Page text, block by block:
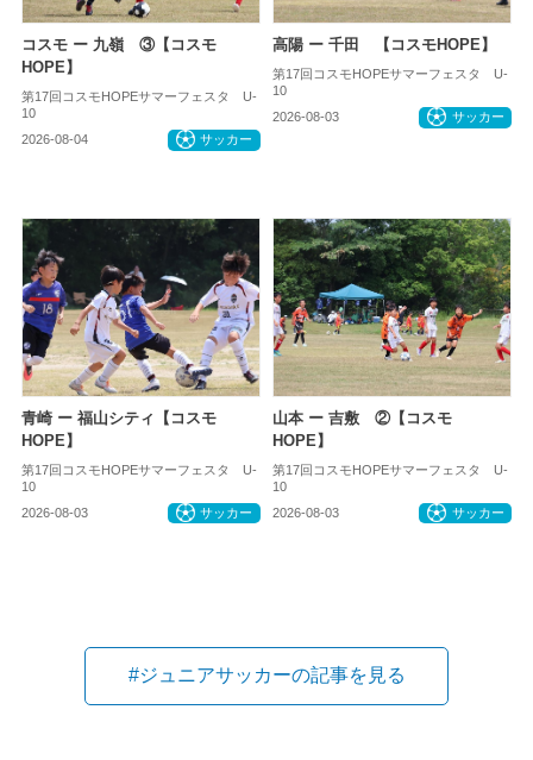
コスモ ー 九嶺 ③【コスモ
HOPE】
第17回コスモHOPEサマーフェスタ U-
10
2026-08-04
サッカー
高陽 ー 千田 【コスモHOPE】
第17回コスモHOPEサマーフェスタ U-
10
2026-08-03
サッカー
青崎 ー 福山シティ【コスモ
HOPE】
第17回コスモHOPEサマーフェスタ U-
10
2026-08-03
サッカー
山本 ー 吉敷 ②【コスモ
HOPE】
第17回コスモHOPEサマーフェスタ U-
10
2026-08-03
サッカー
#ジュニアサッカーの記事を見る